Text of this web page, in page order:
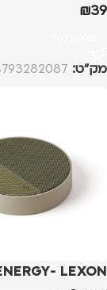
₪39
מק”ט: